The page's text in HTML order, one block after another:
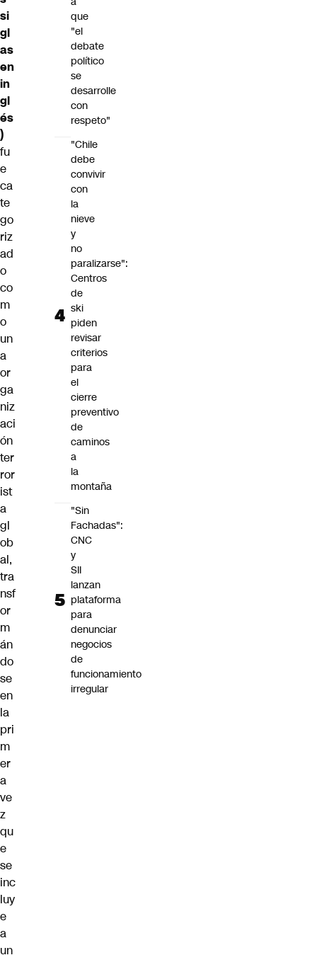
si
gl
as
en
in
gl
és
)
fu
e
ca
te
go
riz
ad
o
co
m
o
un
a
or
ga
niz
aci
ón
ter
ror
ist
a
gl
ob
al,
tra
nsf
or
m
án
do
se
en
la
pri
m
er
a
ve
z
qu
e
se
inc
luy
e
a
un
que
"el
debate
político
se
desarrolle
con
respeto"
"Chile
debe
convivir
con
la
nieve
y
no
paralizarse":
Centros
de
ski
piden
revisar
criterios
para
el
cierre
preventivo
de
caminos
a
la
montaña
"Sin
Fachadas":
CNC
y
SII
lanzan
plataforma
para
denunciar
negocios
de
funcionamiento
irregular